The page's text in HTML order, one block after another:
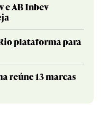
e AB Inbev
plataforma para
reúne 13 marcas